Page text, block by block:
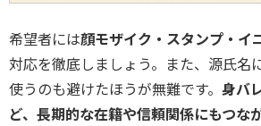
希望者には顔モザイク・スタンプ・イ
対応を徹底しましょう。また、源氏名
使うのも避けたほうが無難です。 身バ
ど、長期的な在籍や信頼関係にもつな